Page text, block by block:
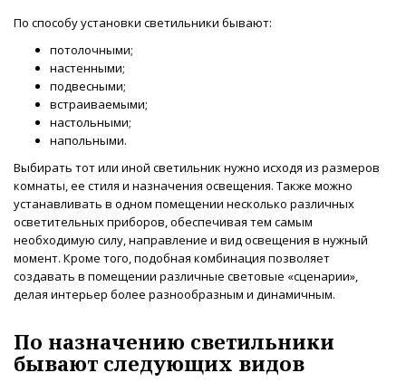
По способу установки светильники бывают:
потолочными;
настенными;
подвесными;
встраиваемыми;
настольными;
напольными.
Выбирать тот или иной светильник нужно исходя из размеров
комнаты, ее стиля и назначения освещения. Также можно
устанавливать в одном помещении несколько различных
осветительных приборов, обеспечивая тем самым
необходимую силу, направление и вид освещения в нужный
момент. Кроме того, подобная комбинация позволяет
создавать в помещении различные световые «сценарии»,
делая интерьер более разнообразным и динамичным.
По назначению светильники
бывают следующих видов